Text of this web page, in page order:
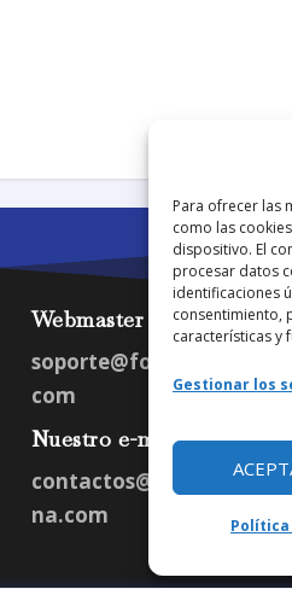
Para ofrecer las
como las
dispositivo. El
procesar datos
identificaciones
consentimiento,
características y
Gestionar los
Política
Webmaster
soporte@fotosdlahabana.
com
Nuestro e-mail:
na.com